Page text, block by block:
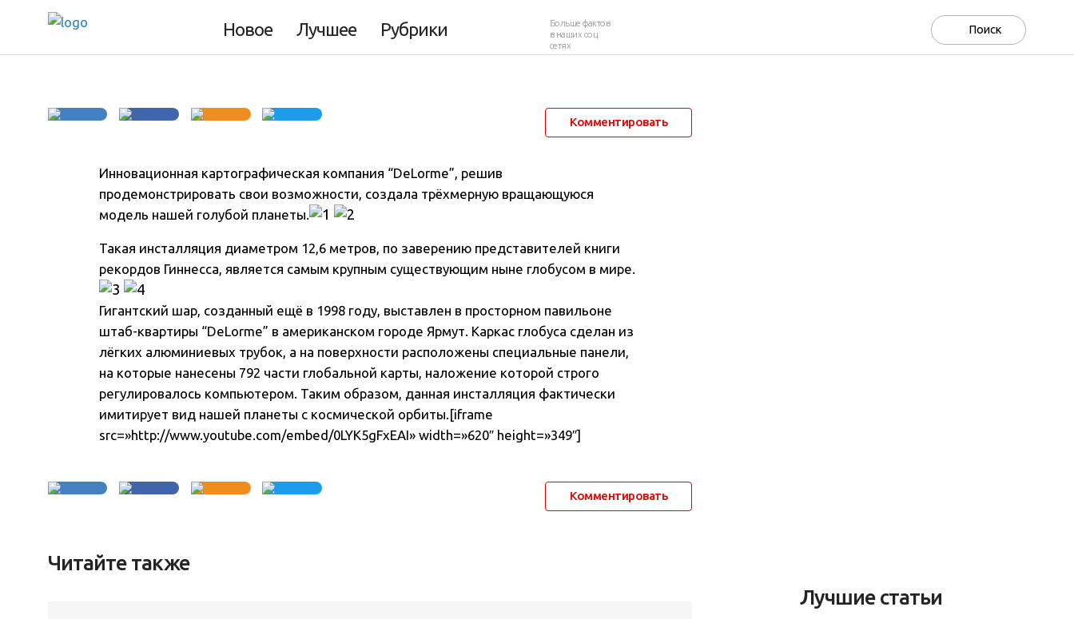
Новое Лучшее Рубрики
Больше фактов
в наших соц.
сетях
Комментировать
Инновационная картографическая компания “DeLorme”, решив
продемонстрировать свои возможности, создала трёхмерную вращающуюся
модель нашей голубой планеты.
Такая инсталляция диаметром 12,6 метров, по заверению представителей книги
рекордов Гиннесса, является самым крупным существующим ныне глобусом в мире.
Гигантский шар, созданный ещё в 1998 году, выставлен в просторном павильоне
штаб-квартиры “DeLorme” в американском городе Ярмут. Каркас глобуса сделан из
лёгких алюминиевых трубок, а на поверхности расположены специальные панели,
на которые нанесены 792 части глобальной карты, наложение которой строго
регулировалось компьютером. Таким образом, данная инсталляция фактически
имитирует вид нашей планеты с космической орбиты.[iframe
src=»http://www.youtube.com/embed/0LYK5gFxEAI» width=»620″ height=»349″]
Комментировать
Читайте также
Лучшие статьи